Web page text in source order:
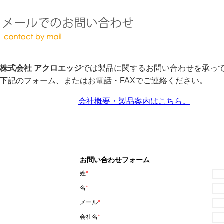
株式会社 アクロエッジでは製品に関するお問い合わせを承っ
下記のフォーム、またはお電話・FAXでご連絡ください。
会社概要・製品案内はこちら。
お問い合わせフォーム
姓*
名*
メール*
会社名*